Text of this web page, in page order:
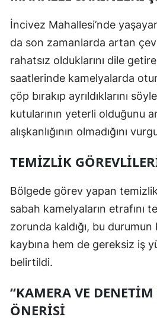
İncivez Mahallesi’nde
da son zamanlarda artan
rahatsız olduklarını dile
saatlerinde kamelyalarda
çöp bırakıp ayrıldıklarını
kutularının yeterli olduğunu
alışkanlığının olmadığını
TEMİZLİK
Bölgede görev yapan
sabah kamelyaların etrafını
zorunda kaldığı, bu
kaybına hem de gereksiz iş
belirtildi.
“KAMERA VE
ÖNERİSİ